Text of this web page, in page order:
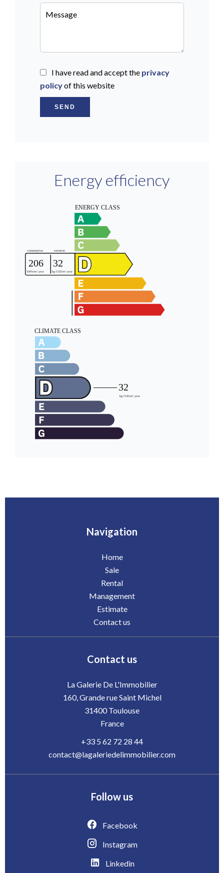
I have read and accept the privacy
policyof this website
SEND
Energy efficiency
Navigation
Home
Sale
Rental
Management
Estimate
Contact us
Contact us
La Galerie De L'Immobilier
160, Grande rue Saint Michel
31400Toulouse
France
+33 5 62 72 28 44
contact@lagaleriedelimmobilier.com
Follow us
Facebook
Instagram
Linkedin